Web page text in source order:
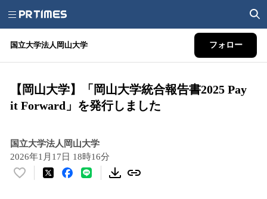
国立大学法人岡山大学 フォロー
【岡山大学】「岡山大学統合報告書2025 Pay
it Forward」を発行しました
国立大学法人岡山大学
2026年1月17日 18時16分
い